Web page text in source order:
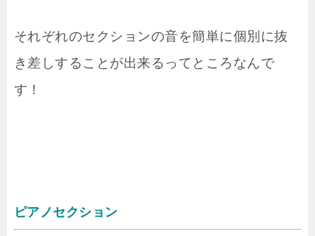
それぞれのセクションの音を簡単に個別に抜
き差しすることが出来るってところなんで
す！
ピアノセクション